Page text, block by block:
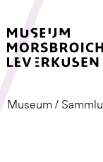
Museum /